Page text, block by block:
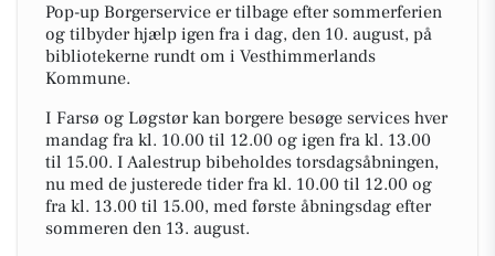
Pop-up Borgerservice er tilbage efter sommerferien
og tilbyder hjælp igen fra i dag, den 10. august, på
bibliotekerne rundt om i Vesthimmerlands
Kommune.
I Farsø og Løgstør kan borgere besøge services hver
mandag fra kl. 10.00 til 12.00 og igen fra kl. 13.00
til 15.00. I Aalestrup bibeholdes torsdagsåbningen,
nu med de justerede tider fra kl. 10.00 til 12.00 og
fra kl. 13.00 til 15.00, med første åbningsdag efter
sommeren den 13. august.